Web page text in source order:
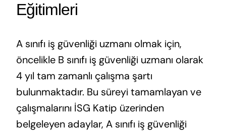
Eğitimleri
A sınıfı iş güvenliği uzmanı olmak için,
öncelikle B sınıfı iş güvenliği uzmanı olarak
4 yıl tam zamanlı çalışma şartı
bulunmaktadır. Bu süreyi tamamlayan ve
çalışmalarını İSG Katip üzerinden
belgeleyen adaylar, A sınıfı iş güvenliği